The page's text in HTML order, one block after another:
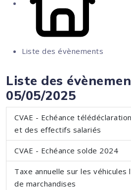
Liste des évènements
Liste des
05/05/2025
CVAE - Echéance
et des effectifs salariés
CVAE - Echéance solde 2024
Taxe annuelle sur les
de marchandises